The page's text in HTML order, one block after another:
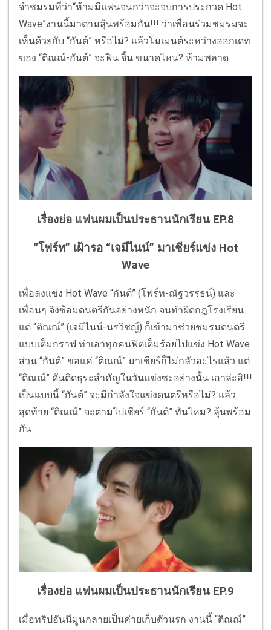
จําชมรมที่ว่า“ห้ามมีแฟนจนกว่าจะจบการประกวด Hot
Wave”งานนี้มาตามลุ้นพร้อมกัน!!! ว่าเพื่อนร่วมชมรมจะ
เห็นด้วยกับ “กันต์” หรือไม่? แล้วโมเมนต์ระหว่างออกเดท
ของ “ติณณ์-กันต์” จะฟิน จิ้น ขนาดไหน? ห้ามพลาด
เรื่องย่อ แฟนผมเป็นประธานนักเรียน EP.8
“โฟร์ท” เฝ้ารอ “เจมีไนน์” มาเชียร์แข่ง Hot
Wave
เพื่อลงแข่ง Hot Wave “กันต์” (โฟร์ท-ณัฐวรรธน์) และ
เพื่อนๆ จึงซ้อมดนตรีกันอย่างหนัก จนทำผิดกฎโรงเรียน
แต่ “ติณณ์” (เจมีไนน์-นรวิชญ์) ก็เข้ามาช่วยชมรมดนตรี
แบบเต็มกราฟ ทำเอาทุกคนฟิตเต็มร้อยไปแข่ง Hot Wave
ส่วน “กันต์” ขอแค่ “ติณณ์” มาเชียร์ก็ไม่กลัวอะไรแล้ว แต่
“ติณณ์” ดันติดธุระสำคัญในวันแข่งซะอย่างนั้น เอาล่ะสิ!!!
เป็นแบบนี้ “กันต์” จะมีกำลังใจแข่งดนตรีหรือไม่? แล้ว
สุดท้าย “ติณณ์” จะตามไปเชียร์ “กันต์” ทันไหม? ลุ้นพร้อม
กัน
เรื่องย่อ แฟนผมเป็นประธานนักเรียน EP.9
เมื่อทริปฮันนีมูนกลายเป็นค่ายเก็บตัวนรก งานนี้ “ติณณ์”